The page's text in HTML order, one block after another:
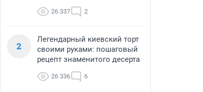
26 337 2
2
Легендарный киевский торт
своими руками: пошаговый
рецепт знаменитого десерта
26 336 6